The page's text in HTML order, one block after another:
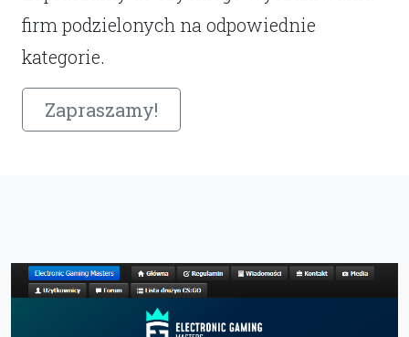
firm podzielonych na odpowiednie
kategorie.
Zapraszamy!